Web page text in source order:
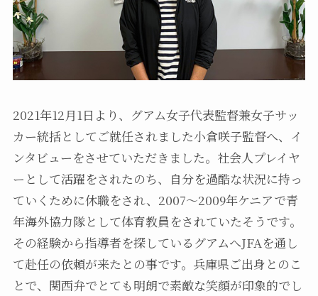
2021年12月1日より、グアム女子代表監督兼女子サッ
カー統括としてご就任されました小倉咲子監督へ、イ
ンタビューをさせていただきました。社会人プレイヤ
ーとして活躍をされたのち、自分を過酷な状況に持っ
ていくために休職をされ、2007～2009年ケニアで青
年海外協力隊として体育教員をされていたそうです。
その経験から指導者を探しているグアムへJFAを通し
て赴任の依頼が来たとの事です。兵庫県ご出身とのこ
とで、関西弁でとても明朗で素敵な笑顔が印象的でし